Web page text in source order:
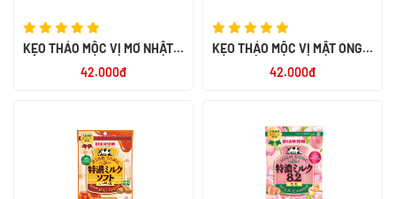
KẸO THẢO MỘC VỊ MƠ NHẬT
42.000đ
KẸO THẢO MỘC VỊ MẬT ONG
42.000đ